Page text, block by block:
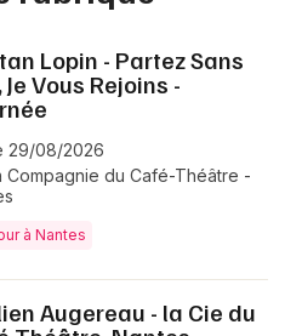
Lopin - Partez Sans
Je Vous Rejoins -
29/08/2026
Compagnie du Café-Théâtre -
à Nantes
Augereau - la Cie du